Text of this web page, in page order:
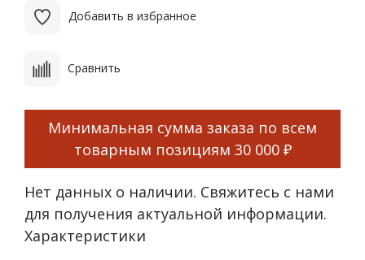
Добавить в избранное
Сравнить
Минимальная сумма заказа по всем
товарным позициям 30 000 ₽
Нет данных о наличии. Свяжитесь с нами
для получения актуальной информации.
Характеристики